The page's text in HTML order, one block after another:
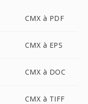
CMX à PDF
CMX à EPS
CMX à DOC
CMX à TIFF